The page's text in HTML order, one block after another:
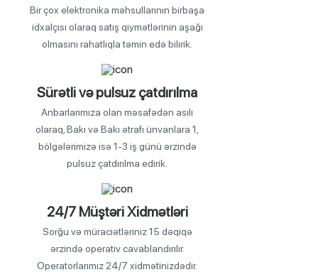
Hər zamanın öz populyar texnologiyası olur
noutbuklar və kompüterlər televizorları geridə
artırılması ilə yenidən televizorlar sıradaki öz
yerlərini saxladılar.Televizor üçün wifi özəlliyinin
gəlməsi ən başlıca səbəbdir.
Televizor kreditle almaq istəyirsinizsə ən sərfəli
şərtləri Bytelecom sizə təklif edir! İlkin ödəniş
etmədən,faizsiz,iş yerindən arayış olmadan tv
ala bilərsiniz.
Bir çox elektronika məhsullarının birbaşa
idxalçısı olaraq satış qiymətlərinin aşağı
olmasını rahatlıqla təmin edə bilirik.
Sürətli və pulsuz çatdırılma
Anbarlarımıza olan məsafədən asılı
olaraq, Bakı və Bakı ətrafı ünvanlara 1,
bölgələrimizə isə 1-3 iş günü ərzində
pulsuz çatdırılma edirik.
24/7 Müştəri Xidmətləri
Sorğu və müraciətləriniz 15 dəqiqə
ərzində operativ cavablandırılır.
Operatorlarımız 24/7 xidmətinizdədir.